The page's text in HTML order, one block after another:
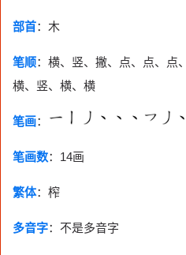
部首： 木
笔顺：横、竖、撇、点、点、点
横、竖、横、横
笔画：
笔画数： 14画
繁体：榨
多音字：不是多音字